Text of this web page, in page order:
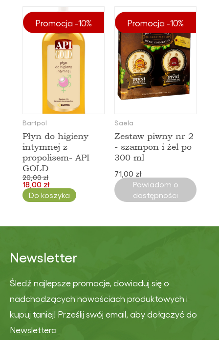
Promocja -10%
Bartpol
Płyn do higieny
intymnej z
propolisem- API
GOLD
20,00 zł
18,00 zł
Do koszyka
Promocja -10%
Saela
Zestaw piwny nr 2
- szampon i żel po
300 ml
71,00 zł
Powiadom o
dostępności
Newsletter
Śledź najlepsze promocje, dowiaduj się o
nadchodzących nowościach produktowych i
kupuj taniej! Prześlij swój email, aby dołączyć do
Newslettera